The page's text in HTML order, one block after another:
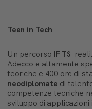
Teen in Tech
Un percorso IFTS
Adecco e altamente
teoriche e 400 ore di
neodiplomate di
competenze tecniche
sviluppo di